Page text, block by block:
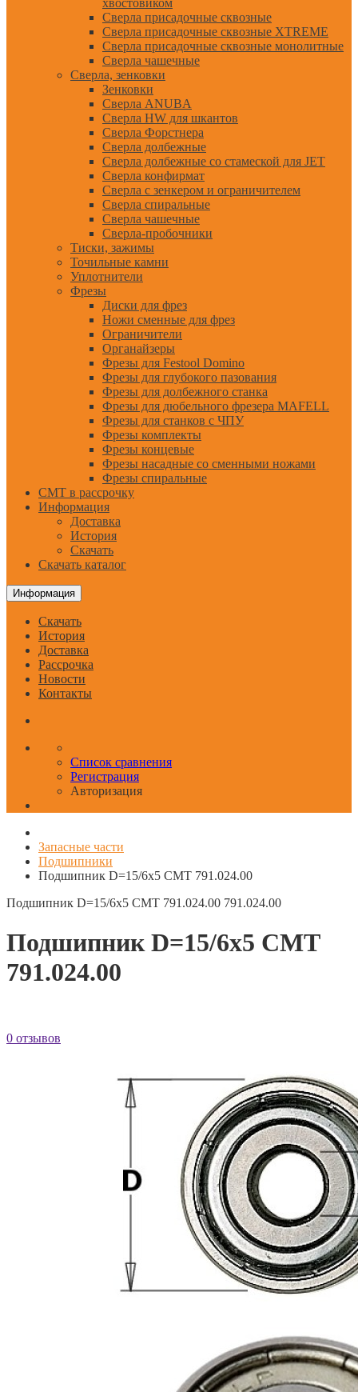
хвостовиком
Сверла присадочные сквозные
Сверла присадочные сквозные XTREME
Сверла присадочные сквозные монолитные
Сверла чашечные
Сверла, зенковки
Зенковки
Сверла ANUBA
Сверла HW для шкантов
Сверла Форстнера
Сверла долбежные
Сверла долбежные со стамеской для JET
Сверла конфирмат
Сверла с зенкером и ограничителем
Сверла спиральные
Сверла чашечные
Сверла-пробочники
Тиски, зажимы
Точильные камни
Уплотнители
Фрезы
Диски для фрез
Ножи сменные для фрез
Ограничители
Органайзеры
Фрезы для Festool Domino
Фрезы для глубокого пазования
Фрезы для долбежного станка
Фрезы для дюбельного фрезера MAFELL
Фрезы для станков с ЧПУ
Фрезы комплекты
Фрезы концевые
Фрезы насадные со сменными ножами
Фрезы спиральные
CMT в рассрочку
Информация
Доставка
История
Скачать
Скачать каталог
Информация
Скачать
История
Доставка
Рассрочка
Новости
Контакты
Список сравнения
Регистрация
Авторизация
Запасные части
Подшипники
Подшипник D=15/6x5 CMT 791.024.00
Подшипник D=15/6x5 CMT 791.024.00 791.024.00
Подшипник D=15/6x5 CMT
791.024.00
0 отзывов